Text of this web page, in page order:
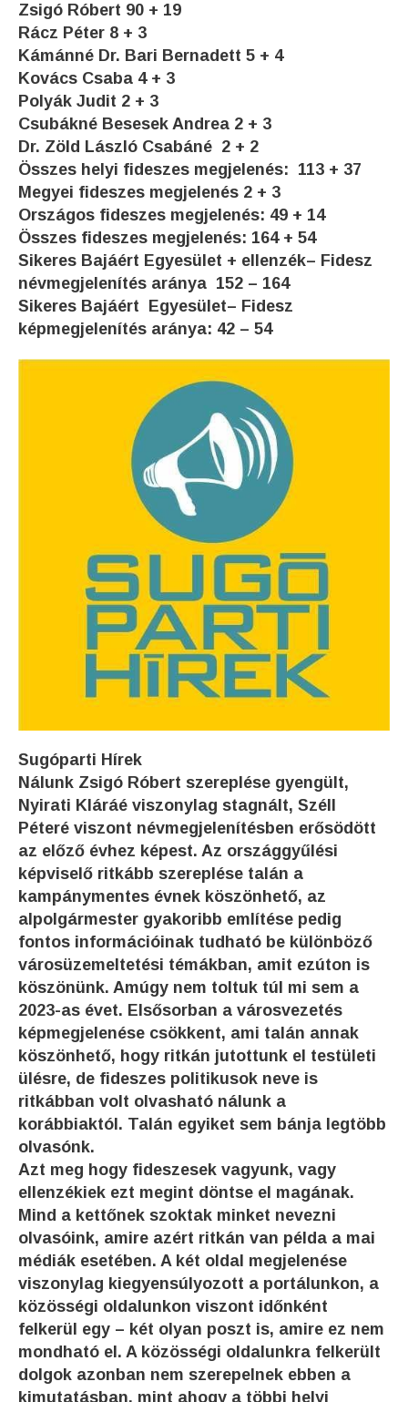
Zsigó Róbert 90 + 19
Rácz Péter 8 + 3
Kámánné Dr. Bari Bernadett 5 + 4
Kovács Csaba 4 + 3
Polyák Judit 2 + 3
Csubákné Besesek Andrea 2 + 3
Dr. Zöld László Csabáné 2 + 2
Összes helyi fideszes megjelenés: 113 + 37
Megyei fideszes megjelenés 2 + 3
Országos fideszes megjelenés: 49 + 14
Összes fideszes megjelenés: 164 + 54
Sikeres Bajáért Egyesület + ellenzék– Fidesz
névmegjelenítés aránya 152 – 164
Sikeres Bajáért Egyesület– Fidesz
képmegjelenítés aránya: 42 – 54
Sugóparti Hírek
Nálunk Zsigó Róbert szereplése gyengült,
Nyirati Kláráé viszonylag stagnált, Széll
Péteré viszont névmegjelenítésben erősödött
az előző évhez képest. Az országgyűlési
képviselő ritkább szereplése talán a
kampánymentes évnek köszönhető, az
alpolgármester gyakoribb említése pedig
fontos információinak tudható be különböző
városüzemeltetési témákban, amit ezúton is
köszönünk. Amúgy nem toltuk túl mi sem a
2023-as évet. Elsősorban a városvezetés
képmegjelenése csökkent, ami talán annak
köszönhető, hogy ritkán jutottunk el testületi
ülésre, de fideszes politikusok neve is
ritkábban volt olvasható nálunk a
korábbiaktól. Talán egyiket sem bánja legtöbb
olvasónk.
Azt meg hogy fideszesek vagyunk, vagy
ellenzékiek ezt megint döntse el magának.
Mind a kettőnek szoktak minket nevezni
olvasóink, amire azért ritkán van példa a mai
médiák esetében. A két oldal megjelenése
viszonylag kiegyensúlyozott a portálunkon, a
közösségi oldalunkon viszont időnként
felkerül egy – két olyan poszt is, amire ez nem
mondható el. A közösségi oldalunkra felkerült
dolgok azonban nem szerepelnek ebben a
kimutatásban, mint ahogy a többi helyi